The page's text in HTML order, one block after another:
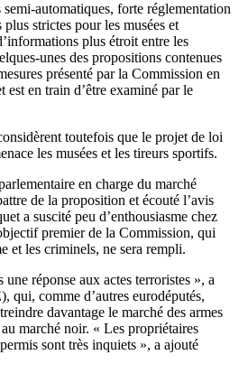
automatiques, forte réglementation
strictes pour les musées et
plus étroit entre les
unes des propositions contenues
présenté par la Commission en
est en train d’être examiné par le
toutefois que le projet de loi
les musées et les tireurs sportifs.
en charge du marché
de la proposition et écouté l’avis
a suscité peu d’enthousiasme chez
premier de la Commission, qui
et les criminels, ne sera rempli.
une réponse aux actes terroristes », a
qui, comme d’autres eurodéputés,
davantage le marché des armes
marché noir. « Les propriétaires
sont très inquiets », a ajouté